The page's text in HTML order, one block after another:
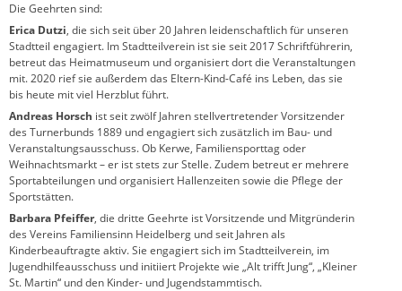
Die Geehrten sind:
Erica Dutzi, die sich seit über 20 Jahren leidenschaftlich für unseren
Stadtteil engagiert. Im Stadtteilverein ist sie seit 2017 Schriftführerin,
betreut das Heimatmuseum und organisiert dort die Veranstaltungen
mit. 2020 rief sie außerdem das Eltern-Kind-Café ins Leben, das sie
bis heute mit viel Herzblut führt.
Andreas Horsch ist seit zwölf Jahren stellvertretender Vorsitzender
des Turnerbunds 1889 und engagiert sich zusätzlich im Bau- und
Veranstaltungsausschuss. Ob Kerwe, Familiensporttag oder
Weihnachtsmarkt – er ist stets zur Stelle. Zudem betreut er mehrere
Sportabteilungen und organisiert Hallenzeiten sowie die Pflege der
Sportstätten.
Barbara Pfeiffer, die dritte Geehrte ist Vorsitzende und Mitgründerin
des Vereins Familiensinn Heidelberg und seit Jahren als
Kinderbeauftragte aktiv. Sie engagiert sich im Stadtteilverein, im
Jugendhilfeausschuss und initiiert Projekte wie „Alt trifft Jung“, „Kleiner
St. Martin“ und den Kinder- und Jugendstammtisch.